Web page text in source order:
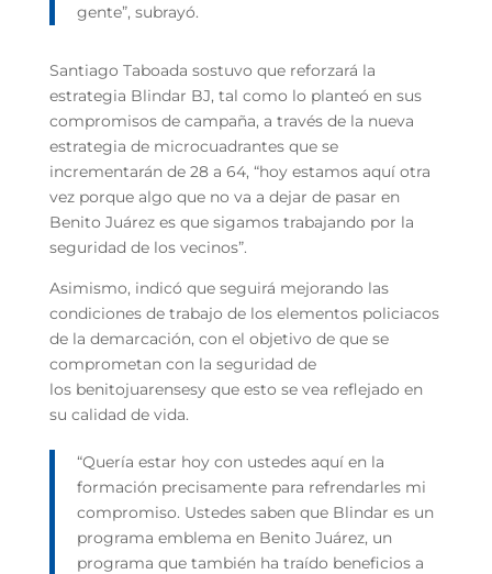
gente”, subrayó.
Santiago Taboada sostuvo que reforzará la
estrategia Blindar BJ, tal como lo planteó en sus
compromisos de campaña, a través de la nueva
estrategia de microcuadrantes que se
incrementarán de 28 a 64, “hoy estamos aquí otra
vez porque algo que no va a dejar de pasar en
Benito Juárez es que sigamos trabajando por la
seguridad de los vecinos”.
Asimismo, indicó que seguirá mejorando las
condiciones de trabajo de los elementos policiacos
de la demarcación, con el objetivo de que se
comprometan con la seguridad de
los benitojuarensesy que esto se vea reflejado en
su calidad de vida.
“Quería estar hoy con ustedes aquí en la
formación precisamente para refrendarles mi
compromiso. Ustedes saben que Blindar es un
programa emblema en Benito Juárez, un
programa que también ha traído beneficios a